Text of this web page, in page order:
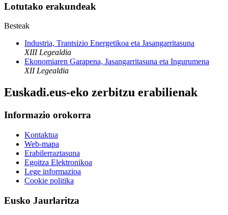
Lotutako erakundeak
Besteak
Industria, Trantsizio Energetikoa eta Jasangarritasuna
XIII Legealdia
Ekonomiaren Garapena, Jasangarritasuna eta Ingurumena
XII Legealdia
Euskadi.eus-eko zerbitzu erabilienak
Informazio orokorra
Kontaktua
Web-mapa
Erabilerraztasuna
Egoitza Elektronikoa
Lege informazioa
Cookie politika
Eusko Jaurlaritza